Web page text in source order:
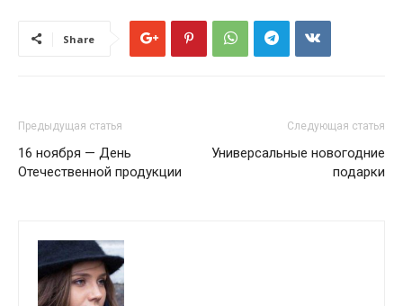
Share
Предыдущая статья
16 ноября — День
Отечественной продукции
Следующая статья
Универсальные новогодние
подарки